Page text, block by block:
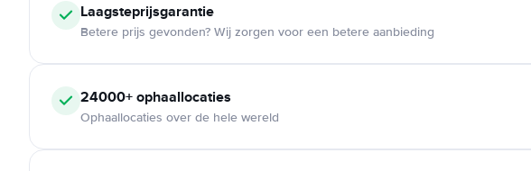
Laagsteprijsgarantie
Betere prijs gevonden? Wij zorgen voor een betere aanbieding
24000+ ophaallocaties
Ophaallocaties over de hele wereld